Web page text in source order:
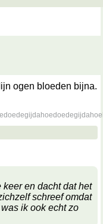
ogen bloeden bijna.
keer en dacht dat het
schreef omdat
ik ook echt zo